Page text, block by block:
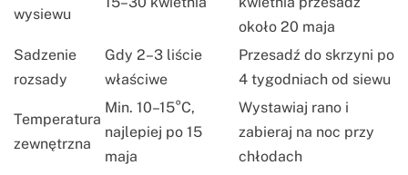
wysiewu
około 20 maja
Sadzenie
rozsady
Gdy 2–3 liście
właściwe
Przesadź do skrzyni po
4 tygodniach od siewu
Temperatura
zewnętrzna
Min. 10–15°C,
najlepiej po 15
maja
Wystawiaj rano i
zabieraj na noc przy
chłodach